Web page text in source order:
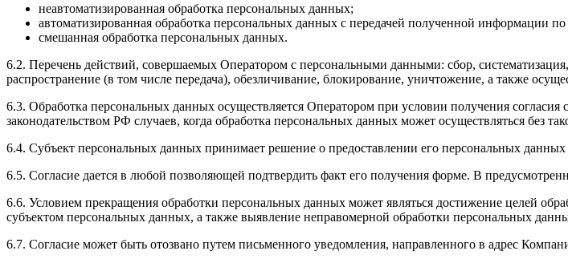
неавтоматизированная обработка персональных данных;
автоматизированная обработка персональных данных с передачей полученной информации
смешанная обработка персональных данных.
6.2. Перечень действий, совершаемых Оператором с персональными данными: сбор,
распространение (в том числе передача), обезличивание, блокирование, уничтожение, а также
6.3. Обработка персональных данных осуществляется Оператором при условии получения
законодательством РФ случаев, когда обработка персональных данных может осуществляться без
6.4. Субъект персональных данных принимает решение о предоставлении его персональных данных
6.5. Согласие дается в любой позволяющей подтвердить факт его получения форме. В
6.6. Условием прекращения обработки персональных данных может являться достижение целей
субъектом персональных данных, а также выявление неправомерной обработки персональных
6.7. Согласие может быть отозвано путем письменного уведомления, направленного в адрес